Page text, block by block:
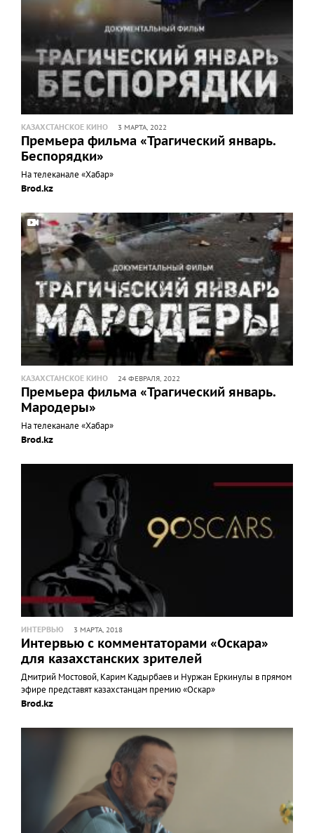
КАЗАХСТАНСКОЕ КИНО 3 МАРТА, 2022
Премьера фильма «Трагический январь.
Беспорядки»
На телеканале «Хабар»
Brod.kz
КАЗАХСТАНСКОЕ КИНО 24 ФЕВРАЛЯ, 2022
Премьера фильма «Трагический январь.
Мародеры»
На телеканале «Хабар»
Brod.kz
ИНТЕРВЬЮ 3 МАРТА, 2018
Интервью с комментаторами «Оскара»
для казахстанских зрителей
Дмитрий Мостовой, Карим Кадырбаев и Нуржан Еркинулы в прямом
эфире представят казахстанцам премию «Оскар»
Brod.kz